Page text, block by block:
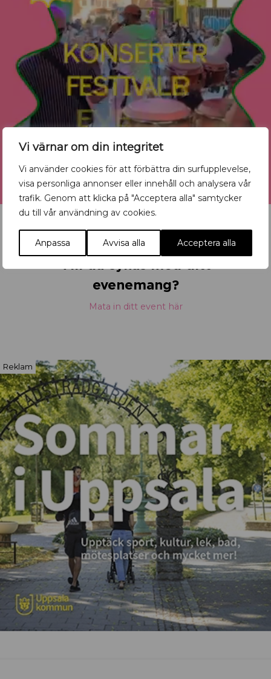
Vi värnar om din integritet
Vi använder cookies för att förbättra din surfupplevelse,
visa personliga annonser eller innehåll och analysera vår
trafik. Genom att klicka på "Acceptera alla" samtycker
du till vår användning av cookies.
Anpassa Avvisa alla Acceptera alla
evenemang?
Mata in ditt event här
Reklam